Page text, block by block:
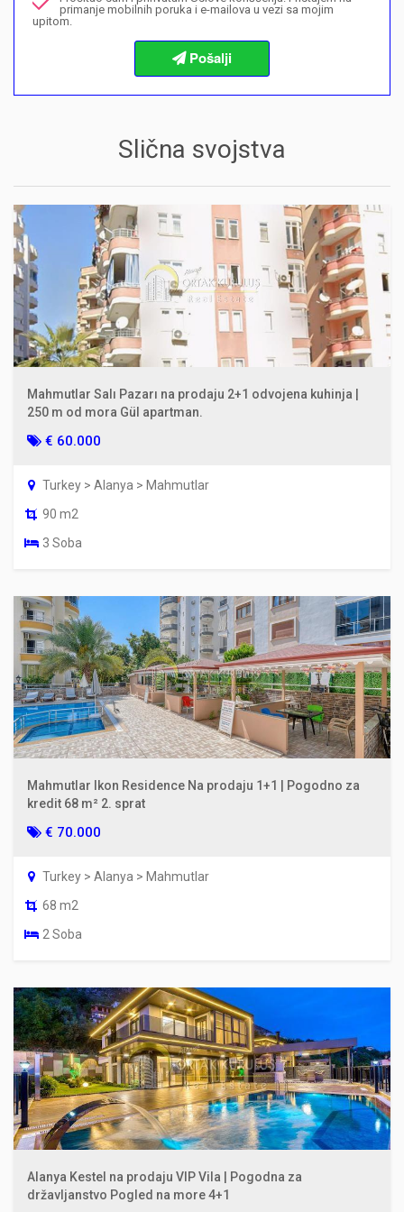
primanje mobilnih poruka i e-mailova u vezi sa mojim
upitom.
Slična svojstva
Mahmutlar Salı Pazarı na prodaju 2+1 odvojena kuhinja |
250 m od mora Gül apartman.
€ 60.000
Turkey > Alanya > Mahmutlar
90 m2
3 Soba
Mahmutlar Ikon Residence Na prodaju 1+1 | Pogodno za
kredit 68 m² 2. sprat
€ 70.000
Turkey > Alanya > Mahmutlar
68 m2
2 Soba
Alanya Kestel na prodaju VIP Vila | Pogodna za
državljanstvo Pogled na more 4+1